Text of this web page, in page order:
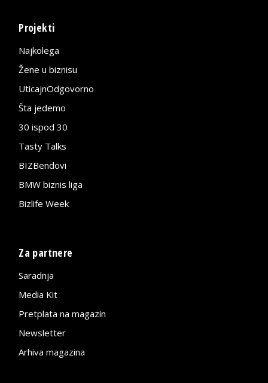
Projekti
Najkolega
Žene u biznisu
UticajnOdgovorno
Šta jedemo
30 ispod 30
Tasty Talks
BIZBendovi
BMW biznis liga
Bizlife Week
Za partnere
Saradnja
Media Kit
Pretplata na magazin
Newsletter
Arhiva magazina